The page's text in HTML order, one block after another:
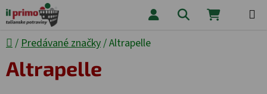
Prejsť na obsah Hľadať
Domov
/ Predávané značky/Altrapelle
Altrapelle